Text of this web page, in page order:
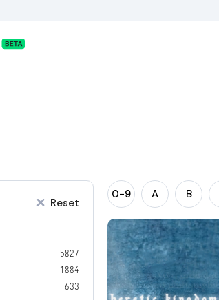
Reset
5827
1884
633
0-9 A B